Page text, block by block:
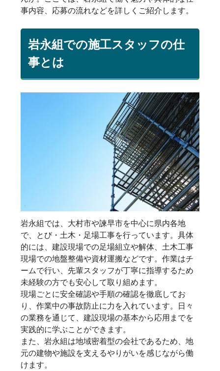
事内容、応募の流れなどを詳しくご紹介します。
岩永組での施工スタッフの仕
事とは
岩永組では、大村市や諫早市を中心に県内各地
で、とび・土木・足場工事を行っています。具体
的には、建設現場での足場組立や解体、土木工事
現場での地盤整備や資材運搬などです。作業はチ
ームで行い、先輩スタッフが丁寧に指導するため
未経験の方でも安心して取り組めます。
現場ごとに安全確認や手順の確認を徹底してお
り、作業中の事故防止に力を入れています。日々
の業務を通じて、建設現場の基本から応用までを
実践的に学ぶことができます。
また、岩永組は地域密着型の会社であるため、地
元の建物や施設を支えるやりがいを感じながら働
けます。